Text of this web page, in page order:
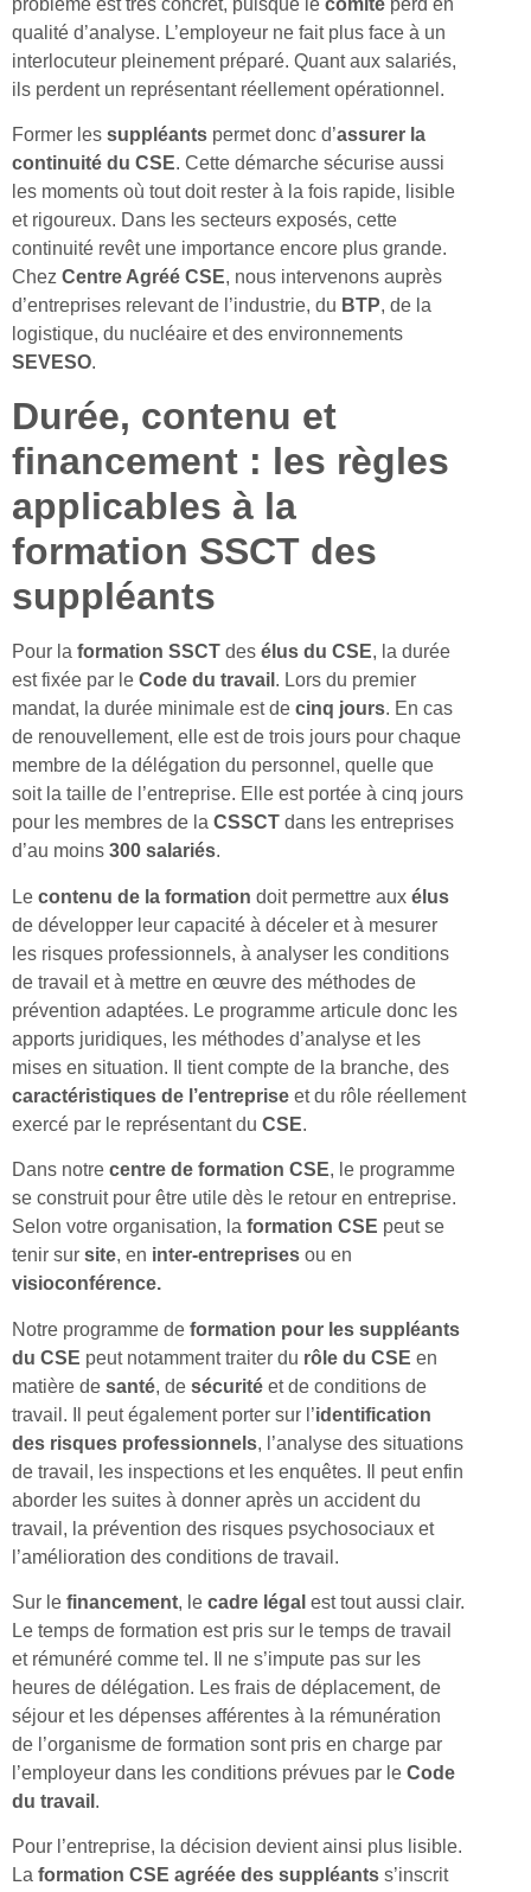
qualité d’analyse. L’employeur ne fait plus face à un
interlocuteur pleinement préparé. Quant aux salariés,
ils perdent un représentant réellement opérationnel.
Former les suppléants permet donc d’assurer la
continuité du CSE. Cette démarche sécurise aussi
les moments où tout doit rester à la fois rapide, lisible
et rigoureux. Dans les secteurs exposés, cette
continuité revêt une importance encore plus grande.
Chez Centre Agréé CSE, nous intervenons auprès
d’entreprises relevant de l’industrie, du BTP, de la
logistique, du nucléaire et des environnements
SEVESO.
Durée, contenu et
financement : les règles
applicables à la
formation SSCT des
suppléants
Pour la formation SSCT des élus du CSE, la durée
est fixée par le Code du travail . Lors du premier
mandat, la durée minimale est de cinq jours. En cas
de renouvellement, elle est de trois jours pour chaque
membre de la délégation du personnel, quelle que
soit la taille de l’entreprise. Elle est portée à cinq jours
pour les membres de la CSSCT dans les entreprises
d’au moins 300 salariés.
Le contenu de la formation doit permettre aux élus
de développer leur capacité à déceler et à mesurer
les risques professionnels, à analyser les conditions
de travail et à mettre en œuvre des méthodes de
prévention adaptées. Le programme articule donc les
apports juridiques, les méthodes d’analyse et les
mises en situation. Il tient compte de la branche, des
caractéristiques de l’entreprise et du rôle réellement
exercé par le représentant du CSE.
Dans notre centre de formation CSE, le programme
se construit pour être utile dès le retour en entreprise.
Selon votre organisation, la formation CSE peut se
tenir sur site, en inter-entreprises ou en
visioconférence.
Notre programme de formation pour les suppléants
du CSE peut notamment traiter du rôle du CSE en
matière de santé, de sécurité et de conditions de
travail. Il peut également porter sur l’identification
des risques professionnels, l’analyse des situations
de travail, les inspections et les enquêtes. Il peut enfin
aborder les suites à donner après un accident du
travail, la prévention des risques psychosociaux et
l’amélioration des conditions de travail.
Sur le financement, le cadre légal est tout aussi clair.
Le temps de formation est pris sur le temps de travail
et rémunéré comme tel. Il ne s’impute pas sur les
heures de délégation. Les frais de déplacement, de
séjour et les dépenses afférentes à la rémunération
de l’organisme de formation sont pris en charge par
l’employeur dans les conditions prévues par le Code
du travail .
Pour l’entreprise, la décision devient ainsi plus lisible.
La formation CSE agréée des suppléants s’inscrit